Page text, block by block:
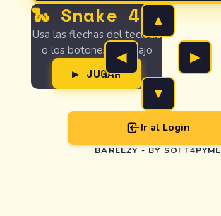
🐍 Snake 404
Usa las flechas del teclado
o los botones de abajo
▶ JUGAR
▲
◀
▶
▼
Ir al Login
BAREEZY - BY SOFT4PYME